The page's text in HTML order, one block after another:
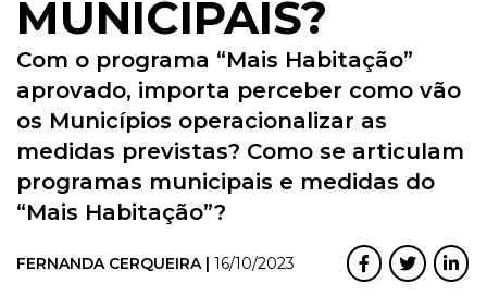
MUNICIPAIS?
Com o programa “Mais Habitação”
aprovado, importa perceber como vão
os Municípios operacionalizar as
medidas previstas? Como se articulam
programas municipais e medidas do
“Mais Habitação”?
FERNANDA CERQUEIRA | 16/10/2023